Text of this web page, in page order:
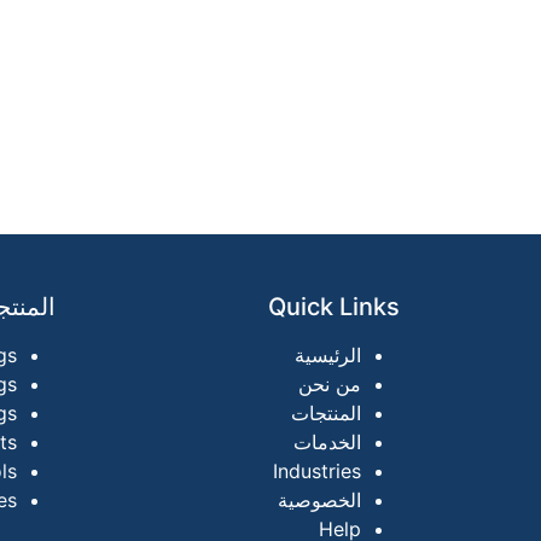
Quick Links
الرئيسية
من نحن
المنتجات
الخدمات
Industries
الخصوصية
Help